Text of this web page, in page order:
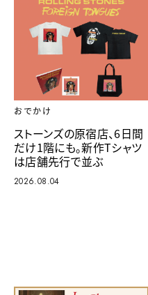
おでかけ
ストーンズの原宿店、6日間
だけ1階にも。新作Tシャツ
は店舗先行で並ぶ
2026.08.04